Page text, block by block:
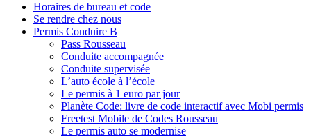
Horaires de bureau et code
Se rendre chez nous
Permis Conduire B
Pass Rousseau
Conduite accompagnée
Conduite supervisée
L’auto école à l’école
Le permis à 1 euro par jour
Planète Code: livre de code interactif avec Mobi permis
Freetest Mobile de Codes Rousseau
Le permis auto se modernise